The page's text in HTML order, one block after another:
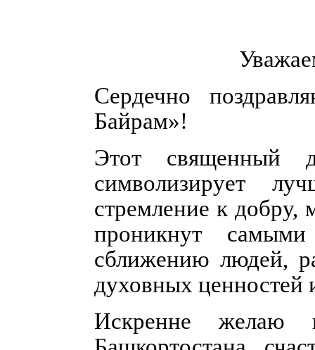
Сердечно
Байрам»!
Этот священный
символизирует
стремление к добру,
проникнут
сближению людей,
духовных ценностей
Искренне желаю